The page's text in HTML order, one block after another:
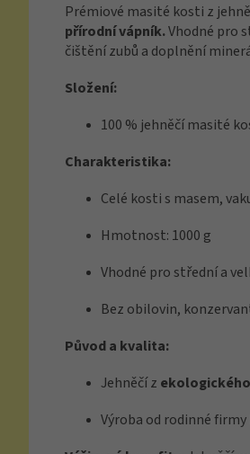
Prémiové masité kosti z
přírodní vápník.Vhodné pro
čištění zubů a doplnění
Složení:
100 % jehněčí masité
Charakteristika:
Celé kosti s masem,
Hmotnost: 1000 g
Vhodné pro střední a
Bez obilovin,
Původ a kvalita:
Jehněčí z ekologického
Výroba od rodinné firmy